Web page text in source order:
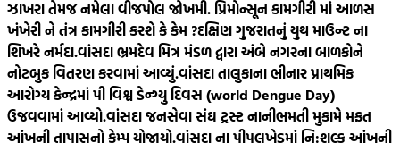
ઝાખરા તેમજ નમેલા વીજપોલ જોખમી. પ્રિમોન્સૂન કામગીરી માં આળસ
ખંખેરી ને તંત્ર કામગીરી કરશે કે કેમ ?દક્ષિણ ગુજરાતનું યુથ માઉન્ટ ના
શિખરે નર્મદા.વાંસદા ભ્રમદેવ મિત્ર મંડળ દ્વારા અંબે નગરના બાળકોને
નોટબુક વિતરણ કરવામાં આવ્યું.વાંસદા તાલુકાના ભીનાર પ્રાથમિક
આરોગ્ય કેન્દ્રમાં પી વિશ્વ ડેન્ગ્યુ દિવસ (world Dengue Day)
ઉજવવામાં આવ્યો.વાંસદા જનસેવા સંઘ ટ્રસ્ટ નાનીભમતી મુકામે મફત
આંખની તાપાસનો કેમ્પ યોજાયો.વાંસદા ના પીપલખેડમાં નિ:શુલ્ક આંખની